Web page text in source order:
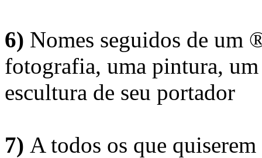
6) Nomes seguidos de um
fotografia, uma pintura,
escultura de seu portador
7) A todos os que